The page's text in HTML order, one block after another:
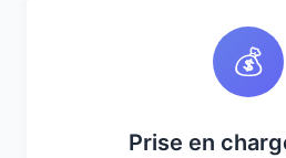
💰
Prise en